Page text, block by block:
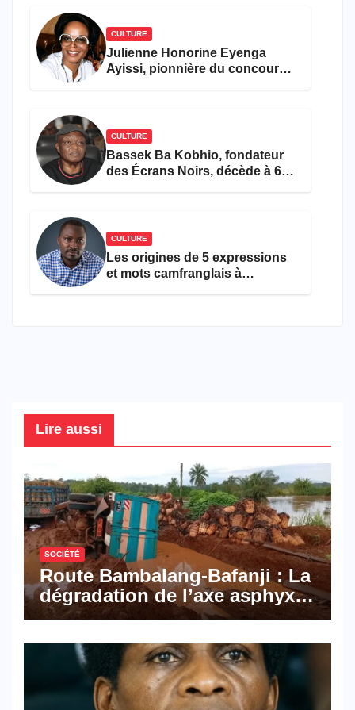
CULTURE
Julienne Honorine Eyenga
Ayissi, pionnière du concours
CULTURE
Bassek Ba Kobhio, fondateur
des Écrans Noirs, décède à 69
CULTURE
Les origines de 5 expressions
et mots camfranglais à
Lire aussi
SOCIÉTÉ
Route Bambalang-Bafanji : La
dégradation de l’axe asphyxie
les activités économiques